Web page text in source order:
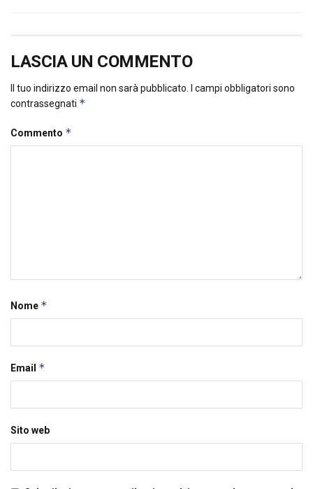
LASCIA UN COMMENTO
Il tuo indirizzo email non sarà pubblicato.
I campi obbligatori sono
contrassegnati *
Commento *
Nome *
Email *
Sito web